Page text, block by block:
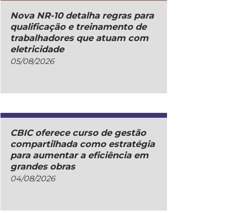
Nova NR-10 detalha regras para
qualificação e treinamento de
trabalhadores que atuam com
eletricidade
05/08/2026
CBIC oferece curso de gestão
compartilhada como estratégia
para aumentar a eficiência em
grandes obras
04/08/2026